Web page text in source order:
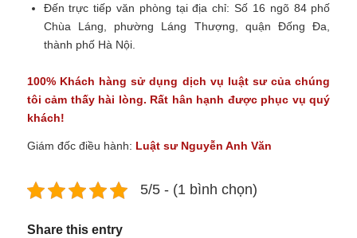
Đến trực tiếp văn phòng tại địa chỉ:Số 16 ngõ 84 phố
Chùa Láng, phường Láng Thượng, quận Đống Đa,
thành phố Hà Nội.
100% Khách hàng sử dụng dịch vụ luật sưcủa chúng
tôi cảm thấy hài lòng. Rất hân hạnh được phục vụ quý
khách!
Giám đốc điều hành: Luật sư Nguyễn Anh Văn
5/5 - (1 bình chọn)
Share this entry